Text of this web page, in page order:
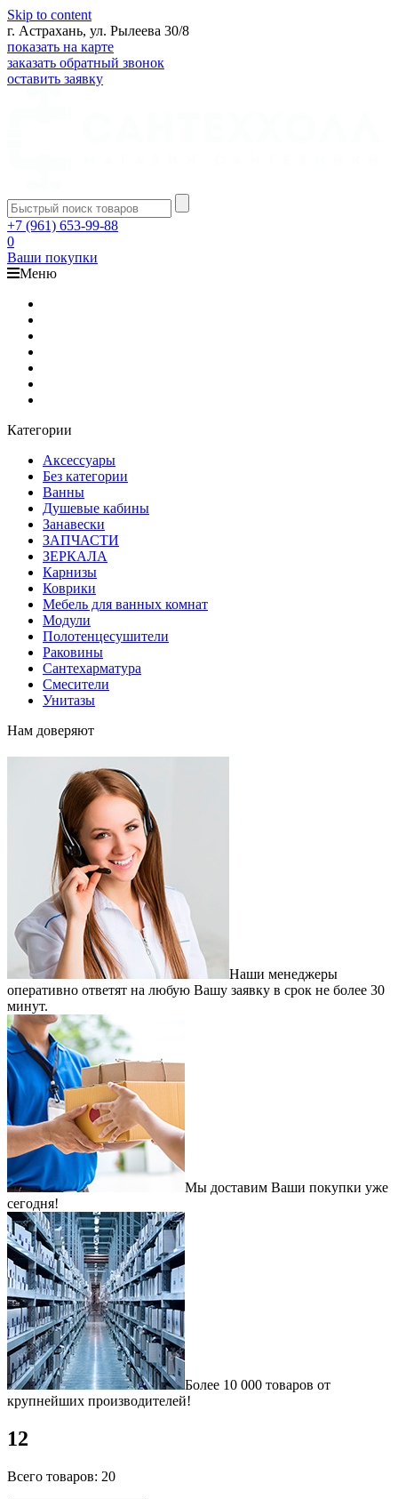
Skip to content
г. Астрахань, ул. Рылеева 30/8
показать на карте
заказать обратный звонок
оставить заявку
+7 (961) 653-99-88
0
Ваши покупки
Меню
Категории
Аксессуары
Без категории
Ванны
Душевые кабины
Занавески
ЗАПЧАСТИ
ЗЕРКАЛА
Карнизы
Коврики
Мебель для ванных комнат
Модули
Полотенцесушители
Раковины
Сантехарматура
Смесители
Унитазы
Нам доверяют
Наши менеджеры
оперативно ответят на любую Вашу заявку в срок не более 30
минут.
Мы доставим Ваши покупки уже
сегодня!
Более 10 000 товаров от
крупнейших производителей!
12
Всего товаров: 20